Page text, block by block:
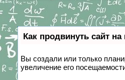
Как продвинуть сайт
Вы создали или только
увеличение его